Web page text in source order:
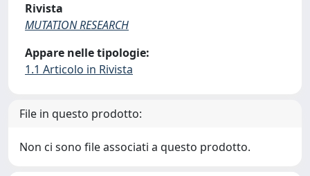
Rivista
MUTATION RESEARCH
Appare nelle tipologie:
1.1 Articolo in Rivista
File in questo prodotto:
Non ci sono file associati a questo prodotto.